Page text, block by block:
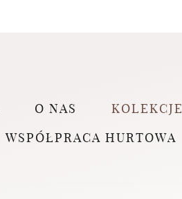
O NAS KOLEKCJE
WSPÓŁPRACA HURTOWA